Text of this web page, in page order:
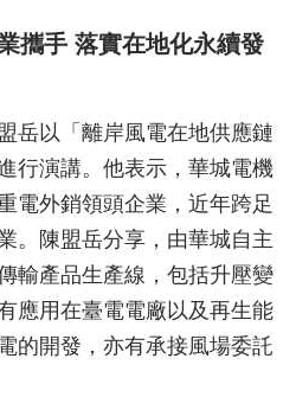
攜手 落實在地化永續發
岳以「離岸風電在地供應鏈
行演講。他表示，華城電機
電外銷領頭企業，近年跨足
。陳盟岳分享，由華城自主
輸產品生產線，包括升壓變
應用在臺電電廠以及再生能
的開發，亦有承接風場委託